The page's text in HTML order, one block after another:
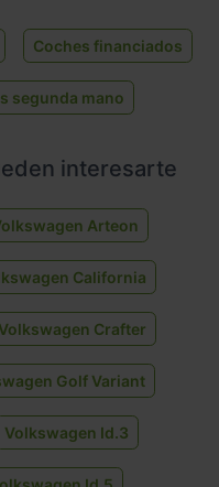
Coches financiados
segunda mano
interesarte
Arteon
California
Volkswagen Crafter
Golf Variant
Volkswagen Id.3